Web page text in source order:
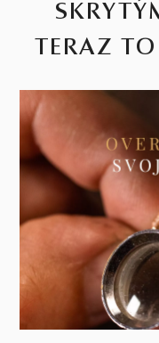
TERAZ